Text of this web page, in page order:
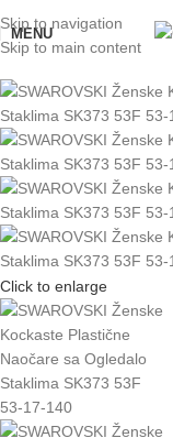
Skip to navigation
Skip to main content
MENU
Click to enlarge